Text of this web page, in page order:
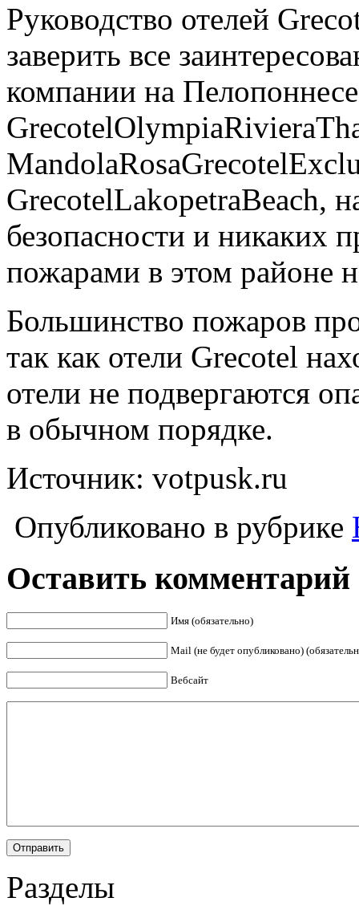
Руководство отелей
заверить все
компании на
GrecotelLakopetraBeach,
безопасности и никаких
пожарами в этом районе
Большинство пожаров
так как отели Grecotel
отели не подвергаются
в обычном порядке.
Источник: votpusk.ru
Опубликовано в рубрике
Оставить комментарий
Имя (обязательно)
Mail (не будет опубликовано)
Вебсайт
Разделы